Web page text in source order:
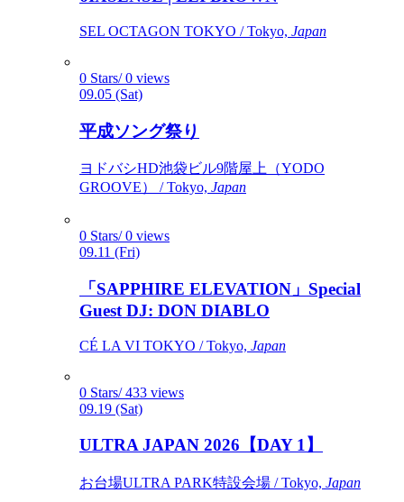
SEL OCTAGON TOKYO / Tokyo, Japan
0 Stars/ 0 views
09.05 (Sat)
平成ソング祭り
ヨドバシHD池袋ビル9階屋上（YODO
GROOVE） / Tokyo, Japan
0 Stars/ 0 views
09.11 (Fri)
「SAPPHIRE ELEVATION」Special
Guest DJ: DON DIABLO
CÉ LA VI TOKYO / Tokyo, Japan
0 Stars/ 433 views
09.19 (Sat)
ULTRA JAPAN 2026【DAY 1】
お台場ULTRA PARK特設会場 / Tokyo, Japan